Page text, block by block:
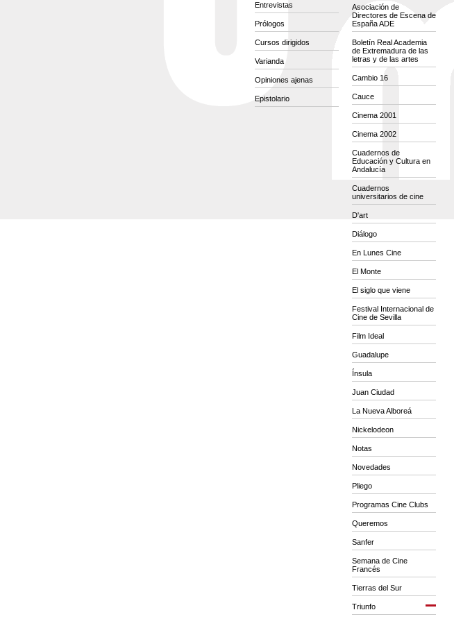
Entrevistas
Prólogos
Cursos dirigidos
Varianda
Opiniones ajenas
Epistolario
Asociación de
Directores de Escena de
España ADE
Boletín Real Academia
de Extremadura de las
letras y de las artes
Cambio 16
Cauce
Cinema 2001
Cinema 2002
Cuadernos de
Educación y Cultura en
Andalucía
Cuadernos
universitarios de cine
D'art
Diálogo
En Lunes Cine
El Monte
El siglo que viene
Festival Internacional de
Cine de Sevilla
Film Ideal
Guadalupe
Ínsula
Juan Ciudad
La Nueva Alboreá
Nickelodeon
Notas
Novedades
Pliego
Programas Cine Clubs
Queremos
Sanfer
Semana de Cine
Francés
Tierras del Sur
Triunfo